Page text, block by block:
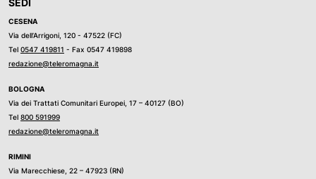
SEDI
CESENA
Via dell’Arrigoni, 120 - 47522 (FC)
Tel 0547 419811 - Fax 0547 419898
redazione@teleromagna.it
BOLOGNA
Via dei Trattati Comunitari Europei, 17 – 40127 (BO)
Tel 800 591999
redazione@teleromagna.it
RIMINI
Via Marecchiese, 22 – 47923 (RN)